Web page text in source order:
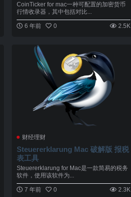
CoinTicker for mac一种可配置的加密货币
行情收录器，其中包括对比...
6 年前 0 2.5K
财经理财
Steuererklarung Mac 破解版 报税
表工具
Steuererklarung for Mac是一款简易的税务
软件，使用该软件为...
7 年前 0 2.3K